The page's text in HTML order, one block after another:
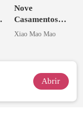
Nove
Casamentos
Rejeitados, Eu
Ex
Xiao Mao Mao
Abrir